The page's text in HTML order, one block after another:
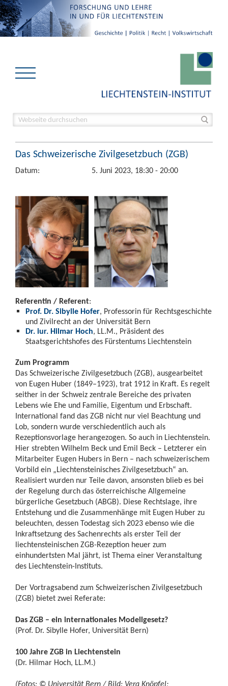
Das Schweizerische Zivilgesetzbuch (ZGB)
Datum: 5. Juni 2023, 18:30 - 20:00
Referentin / Referent:
Prof. Dr. Sibylle Hofer, Professorin für Rechtsgeschichte
und Zivilrecht an der Universität Bern
Dr. iur. Hilmar Hoch, LL.M., Präsident des
Staatsgerichtshofes des Fürstentums Liechtenstein
Zum Programm
Das Schweizerische Zivilgesetzbuch (ZGB), ausgearbeitet
von Eugen Huber (1849–1923), trat 1912 in Kraft. Es regelt
seither in der Schweiz zentrale Bereiche des privaten
Lebens wie Ehe und Familie, Eigentum und Erbschaft.
International fand das ZGB nicht nur viel Beachtung und
Lob, sondern wurde verschiedentlich auch als
Rezeptionsvorlage herangezogen. So auch in Liechtenstein.
Hier strebten Wilhelm Beck und Emil Beck – Letzterer ein
Mitarbeiter Eugen Hubers in Bern – nach schweizerischem
Vorbild ein „Liechtensteinisches Zivilgesetzbuch“ an.
Realisiert wurden nur Teile davon, ansonsten blieb es bei
der Regelung durch das österreichische Allgemeine
bürgerliche Gesetzbuch (ABGB). Diese Rechtslage, ihre
Entstehung und die Zusammenhänge mit Eugen Huber zu
beleuchten, dessen Todestag sich 2023 ebenso wie die
Inkraftsetzung des Sachenrechts als erster Teil der
liechtensteinischen ZGB-Rezeption heuer zum
einhundertsten Mal jährt, ist Thema einer Veranstaltung
des Liechtenstein-Instituts.
Der Vortragsabend zum Schweizerischen Zivilgesetzbuch
(ZGB) bietet zwei Referate:
Das ZGB – ein internationales Modellgesetz?
(Prof. Dr. Sibylle Hofer, Universität Bern)
100 Jahre ZGB in Liechtenstein
(Dr. Hilmar Hoch, LL.M.)
(Fotos: © Universität Bern / Bild: Vera Knöpfel;